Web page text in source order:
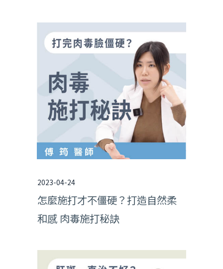
2023-04-24
怎麼施打才不僵硬？打造自然柔
和感 肉毒施打秘訣